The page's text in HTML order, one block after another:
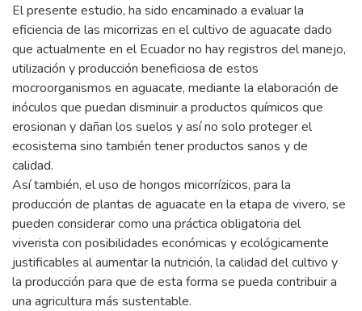
El presente estudio, ha sido encaminado a evaluar la
eficiencia de las micorrizas en el cultivo de aguacate dado
que actualmente en el Ecuador no hay registros del manejo,
utilización y producción beneficiosa de estos
mocroorganismos en aguacate, mediante la elaboración de
inóculos que puedan disminuir a productos químicos que
erosionan y dañan los suelos y así no solo proteger el
ecosistema sino también tener productos sanos y de
calidad.
Así también, el uso de hongos micorrízicos, para la
producción de plantas de aguacate en la etapa de vivero, se
pueden considerar como una práctica obligatoria del
viverista con posibilidades económicas y ecológicamente
justificables al aumentar la nutrición, la calidad del cultivo y
la producción para que de esta forma se pueda contribuir a
una agricultura más sustentable.